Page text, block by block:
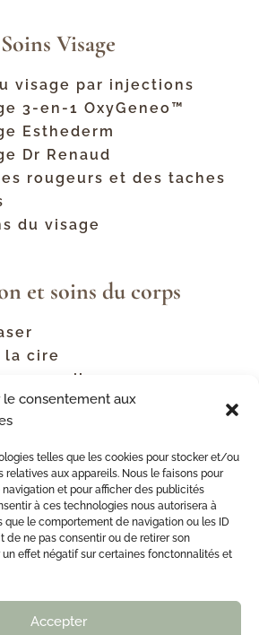
le consentement aux
telles que les cookies pour stocker et/ou
aux appareils. Nous le faisons pour
navigation et pour afficher des publicités
à ces technologies nous autorisera à
le comportement de navigation ou les ID
de ne pas consentir ou de retirer son
effet négatif sur certaines fonctonnalités et
Accepter
Soins Visage
visage par injections
3-en-1 OxyGeneo™
Esthederm
Dr Renaud
rougeurs et des taches
du visage
et soins du corps
la cire
sourcils
d'épilation
contre la cellulite
corporel
et du décolleté
antiacné